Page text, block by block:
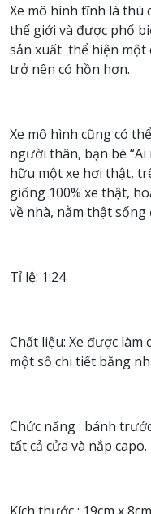
Xe mô hình tĩnh là thú
thế giới và được phổ
sản xuất thể hiện một
trở nên có hồn hơn.
Xe mô hình cũng có
người thân, bạn bè
hữu một xe hơi thật,
giống 100% xe thật,
về nhà, nằm thật
Tỉ lệ: 1:24
Chất liệu: Xe được
một số chi tiết bằng
Chức năng : bánh
tất cả cửa và nắp capo.